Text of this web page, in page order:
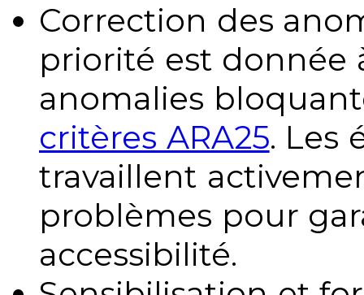
Correction des
priorité est donnée
anomalies
critères ARA25. Les
travaillent
problèmes pour
accessibilité.